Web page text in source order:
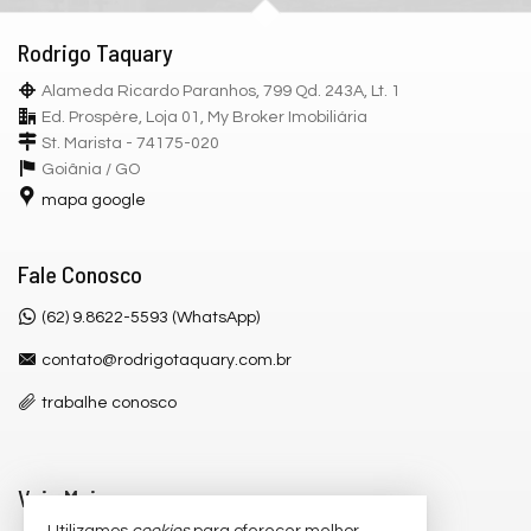
Rodrigo Taquary
Alameda Ricardo Paranhos, 799 Qd. 243A, Lt. 1
Ed. Prospère, Loja 01, My Broker Imobiliária
St. Marista - 74175-020
Goiânia / GO
mapa google
Fale Conosco
(62) 9.8622-5593 (WhatsApp)
contato@rodrigotaquary.com.br
trabalhe conosco
Veja Mais